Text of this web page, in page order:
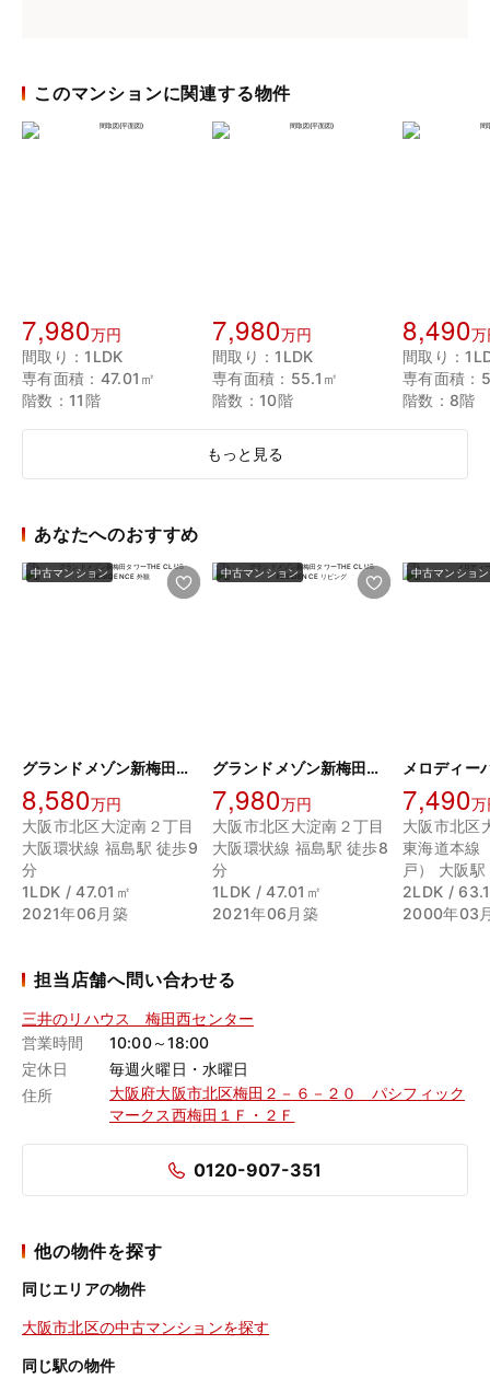
このマンションに関連する物件
7,980万円
間取り：1LDK
専有面積：47.01㎡
階数：11階
7,980万円
間取り：1LDK
専有面積：55.1㎡
階数：10階
8,490万
間取り：
専有面積：
階数：8階
もっと見る
あなたへのおすすめ
中古マンション
グランドメゾン新梅田タワーTHE CLUB RESIDENCE
8,580万円
大阪市北区大淀南２丁目
大阪環状線 福島駅 徒歩9
分
1LDK / 47.01㎡
2021年06月築
中古マンション
グランドメゾン新梅田タワーTHE CLUB RESIDENCE
7,980万円
大阪市北区大淀南２丁目
大阪環状線 福島駅 徒歩8
分
1LDK / 47.01㎡
2021年06月築
中古マンション
メロディー
7,490万
大阪市北区
東海道本線
戸） 大阪
2LDK /
2000年03
担当店舗へ問い合わせる
三井のリハウス 梅田西センター
営業時間
10:00～18:00
定休日
毎週火曜日・水曜日
住所
大阪府大阪市北区梅田２－６－２０ パシフィック
マークス西梅田１Ｆ・２Ｆ
0120-907-351
他の物件を探す
同じエリアの物件
大阪市北区の中古マンションを探す
同じ駅の物件